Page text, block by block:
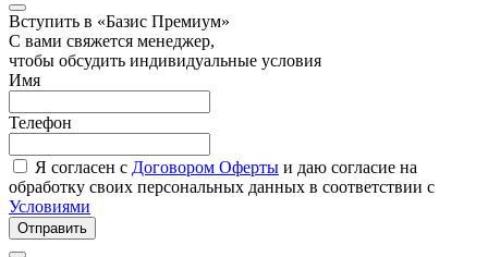
Вступить в «Базис Премиум»
С вами свяжется менеджер,
чтобы обсудить индивидуальные условия
Имя
Телефон
Я согласен с Договором Оферты и даю согласие на
обработку своих персональных данных в соответствии с
Условиями
Отправить